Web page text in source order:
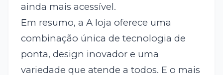
ainda mais acessível.
Em resumo, a A loja oferece uma
combinação única de tecnologia de
ponta, design inovador e uma
variedade que atende a todos. E o mais